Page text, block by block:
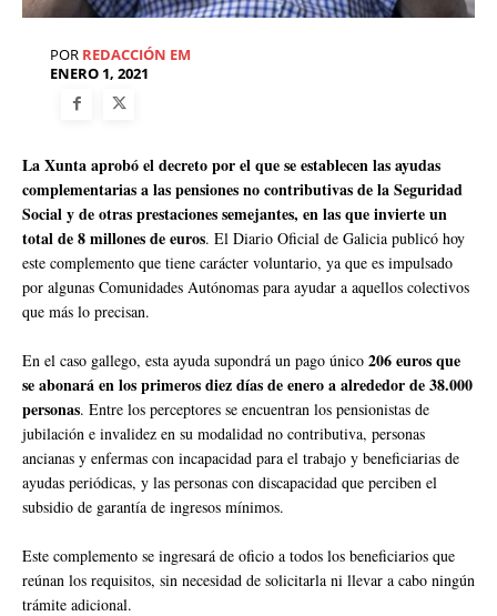
POR REDACCIÓN EM
ENERO 1, 2021
La Xunta aprobó el decreto por el que se establecen las ayudas
complementarias a las pensiones no contributivas de la Seguridad
Social y de otras prestaciones semejantes, en las que invierte un
total de 8 millones de euros. El Diario Oficial de Galicia publicó hoy
este complemento que tiene carácter voluntario, ya que es impulsado
por algunas Comunidades Autónomas para ayudar a aquellos colectivos
que más lo precisan.
En el caso gallego, esta ayuda supondrá un pago único 206 euros que
se abonará en los primeros diez días de enero a alrededor de 38.000
personas. Entre los perceptores se encuentran los pensionistas de
jubilación e invalidez en su modalidad no contributiva, personas
ancianas y enfermas con incapacidad para el trabajo y beneficiarias de
ayudas periódicas, y las personas con discapacidad que perciben el
subsidio de garantía de ingresos mínimos.
Este complemento se ingresará de oficio a todos los beneficiarios que
reúnan los requisitos, sin necesidad de solicitarla ni llevar a cabo ningún
trámite adicional.